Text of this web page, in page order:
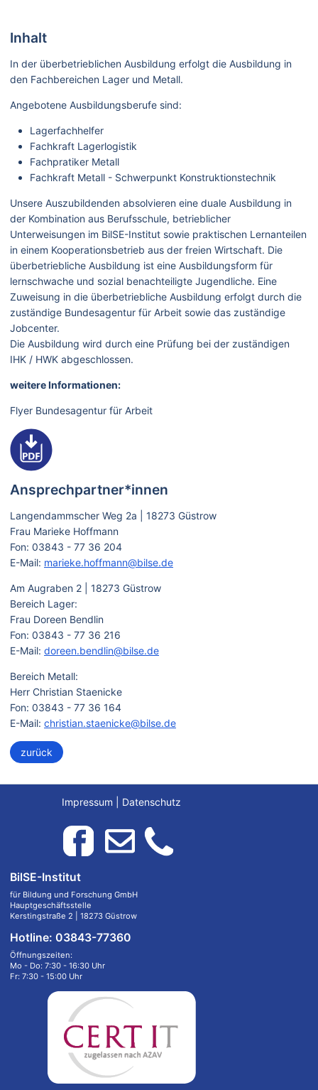
Inhalt
In der überbetrieblichen Ausbildung erfolgt die Ausbildung in
den Fachbereichen Lager und Metall.
Angebotene Ausbildungsberufe sind:
Lagerfachhelfer
Fachkraft Lagerlogistik
Fachpratiker Metall
Fachkraft Metall - Schwerpunkt Konstruktionstechnik
Unsere Auszubildenden absolvieren eine duale Ausbildung in
der Kombination aus Berufsschule, betrieblicher
Unterweisungen im BilSE-Institut sowie praktischen Lernanteilen
in einem Kooperationsbetrieb aus der freien Wirtschaft. Die
überbetriebliche Ausbildung ist eine Ausbildungsform für
lernschwache und sozial benachteiligte Jugendliche. Eine
Zuweisung in die überbetriebliche Ausbildung erfolgt durch die
zuständige Bundesagentur für Arbeit sowie das zuständige
Jobcenter.
Die Ausbildung wird durch eine Prüfung bei der zuständigen
IHK / HWK abgeschlossen.
weitere Informationen:
Flyer Bundesagentur für Arbeit
Ansprechpartner*innen
Langendammscher Weg 2a | 18273 Güstrow
Frau Marieke Hoffmann
Fon: 03843 - 77 36 204
E-Mail: marieke.hoffmann@bilse.de
Am Augraben 2 | 18273 Güstrow
Bereich Lager:
Frau Doreen Bendlin
Fon: 03843 - 77 36 216
E-Mail: doreen.bendlin@bilse.de
Bereich Metall:
Herr Christian Staenicke
Fon: 03843 - 77 36 164
E-Mail: christian.staenicke@bilse.de
zurück
Impressum Datenschutz
BilSE-Institut
für Bildung und Forschung GmbH
Hauptgeschäftsstelle
Kerstingstraße 2 | 18273 Güstrow
Hotline: 03843-77360
Öffnungszeiten:
Mo - Do: 7:30 - 16:30 Uhr
Fr: 7:30 - 15:00 Uhr